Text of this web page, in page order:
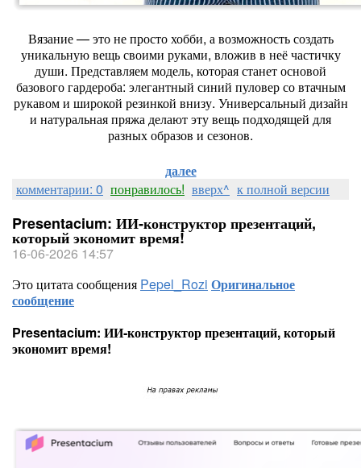
Вязание— этонепростохобби, авозможностьсоздать
уникальнуювещьсвоими руками, вложив в неёчастичку
души. Представляеммодель, котораястанетосновой
базовогогардероба: элегантный синий пуловерсовтачным
рукавоми широкой резинкой внизу. Универсальный дизайн
и натуральнаяпряжаделаютэтувещьподходящей для
разныхобразов и сезонов.
далее
комментарии: 0 понравилось! вверх^ к полной версии
Presentacium: ИИ‑конструктор презентаций,
который экономит время!
16-06-2026 14:57
Это цитата сообщения Pepel_Rozi Оригинальное
сообщение
Presentacium: ИИ‑конструктор презентаций, который
экономит время!